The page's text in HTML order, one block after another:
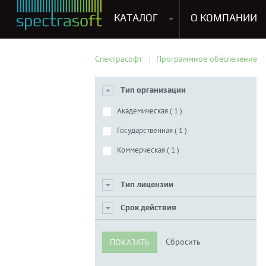
КАТАЛОГ О КОМПАНИИ
Спектрасофт Программное обеспечение
Тип организации
Академическая ( 1 )
Государственная ( 1 )
Коммерческая ( 1 )
Тип лицензии
Срок действия